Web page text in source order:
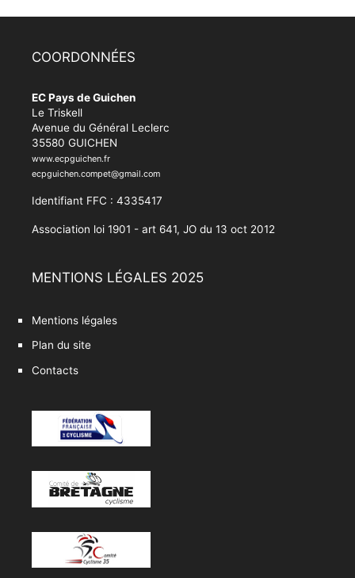
COORDONNÉES
EC Pays de Guichen
Le Triskell
Avenue du Général Leclerc
35580 GUICHEN
www.ecpguichen.fr
ecpguichen.compet@gmail.com
Identifiant FFC : 4335417
Association loi 1901 - art 641, JO du 13 oct 2012
MENTIONS LÉGALES 2025
Mentions légales
Plan du site
Contacts